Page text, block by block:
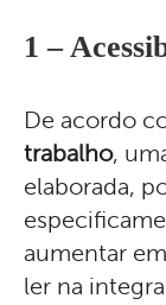
1 –
De acordo
trabalho,
elaborada,
aumentar
ler na